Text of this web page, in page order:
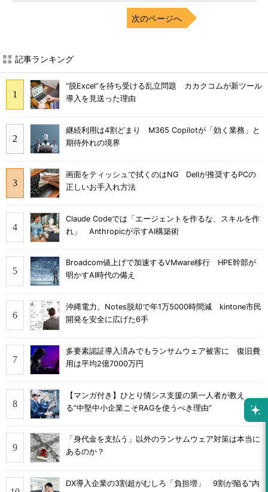
次のページへ
記事ランキング
“脱Excel”を待ち受ける乱立問題 カカクコムが新ツール
導入を見送った理由
継続利用は4割どまり M365 Copilotが「効く業務」と
期待外れの境界
画面をティッシュで拭くのはNG Dellが推奨するPCの
正しいお手入れ方法
Claude Codeでは「エージェントを作るな、スキルを作
れ」 Anthropicが示すAI構築術
Broadcom値上げで加速するVMware移行 HPE幹部が
明かすAI時代の備え
沖縄電力、Notes脱却で年1万5000時間減 kintone市民
開発を安全に広げた6手
多要素認証導入済みでもランサムウェア被害に 復旧費
用は平均2億7000万円
【マンガ付き】ひとり情シス支援の第一人者が教え
る”中堅中小企業こそRAGを使うべき理由”
「身代金を支払う」以外のランサムウェア対策は本当に
あるのか？
DX導入企業の3割超がむしろ「負担増」 9割が陥る“内